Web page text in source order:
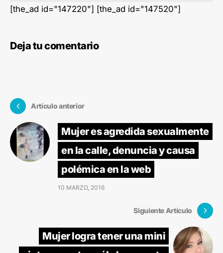
[the_ad id="147220"] [the_ad id="147520"]
Deja tu comentario
Artículo anterior
Mujer es agredida sexualmente
en la calle, denuncia y causa
polémica en la web
10 MARZO, 2016
Siguiente Artículo
Mujer logra tener una mini